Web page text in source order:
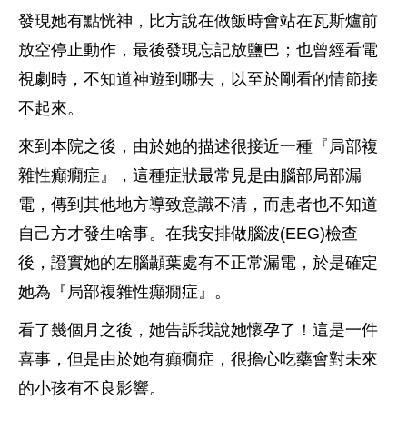
發現她有點恍神，比方說在做飯時會站在瓦斯爐前
放空停止動作，最後發現忘記放鹽巴；也曾經看電
視劇時，不知道神遊到哪去，以至於剛看的情節接
不起來。
來到本院之後，由於她的描述很接近一種『局部複
雜性癲癇症』，這種症狀最常見是由腦部局部漏
電，傳到其他地方導致意識不清，而患者也不知道
自己方才發生啥事。在我安排做腦波(EEG)檢查
後，證實她的左腦顳葉處有不正常漏電，於是確定
她為『局部複雜性癲癇症』。
看了幾個月之後，她告訴我說她懷孕了！這是一件
喜事，但是由於她有癲癇症，很擔心吃藥會對未來
的小孩有不良影響。